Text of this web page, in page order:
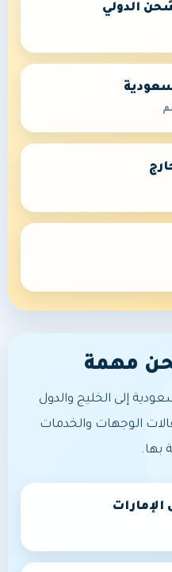
الدولي
مهمة
إلى الخليج والدول
الوجهات والخدمات
بها.